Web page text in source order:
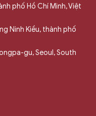
phố Hồ Chí Minh, Việt
Ninh Kiều, thành phố
gu, Seoul, South